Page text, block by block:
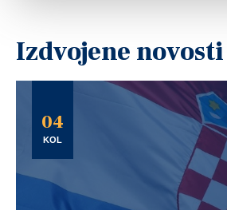
Izdvojene novosti
04
KOL